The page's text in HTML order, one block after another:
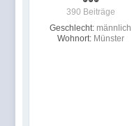
390 Beiträge
Geschlecht: männlich
Wohnort: Münster